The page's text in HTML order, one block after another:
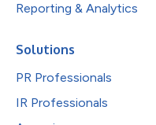
Reporting & Analytics
Solutions
PR Professionals
IR Professionals